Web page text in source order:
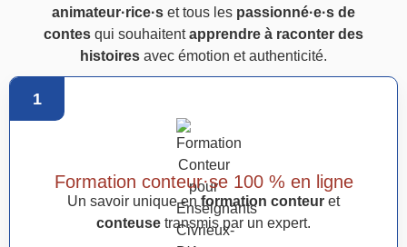
animateur·rice·set tous les passionné·e·s de
contesqui souhaitentapprendre à raconter des
histoiresavec émotion et authenticité.
1
Formation conteur·se 100 % en ligne
Un savoir unique en formation conteur et
conteuse transmis par un expert.